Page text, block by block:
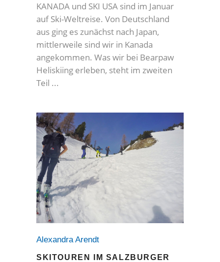
KANADA und SKI USA sind im Januar
auf Ski-Weltreise. Von Deutschland
aus ging es zunächst nach Japan,
mittlerweile sind wir in Kanada
angekommen. Was wir bei Bearpaw
Heliskiing erleben, steht im zweiten
Teil
Alexandra Arendt
SKITOUREN IM SALZBURGER